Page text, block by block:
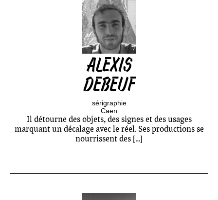
ALEXIS
DEBEUF
sérigraphie
Caen
Il détourne des objets, des signes et des usages
marquant un décalage avec le réel. Ses productions se
nourrissent des […]